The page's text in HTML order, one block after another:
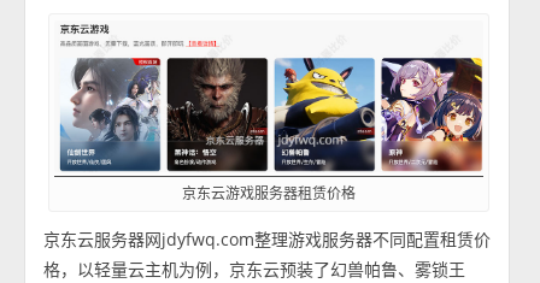
京东云游戏服务器租赁价格
京东云服务器网jdyfwq.com整理游戏服务器不同配置租赁价
格，以轻量云主机为例，京东云预装了幻兽帕鲁、雾锁王